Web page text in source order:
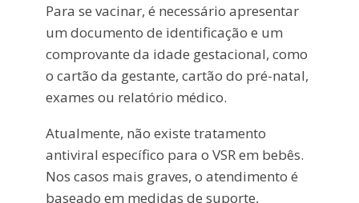
Para se vacinar, é necessário apresentar
um documento de identificação e um
comprovante da idade gestacional, como
o cartão da gestante, cartão do pré-natal,
exames ou relatório médico.
Atualmente, não existe tratamento
antiviral específico para o VSR em bebês.
Nos casos mais graves, o atendimento é
baseado em medidas de suporte,